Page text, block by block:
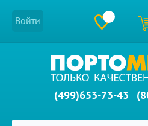
Войти
(499)653-73-43